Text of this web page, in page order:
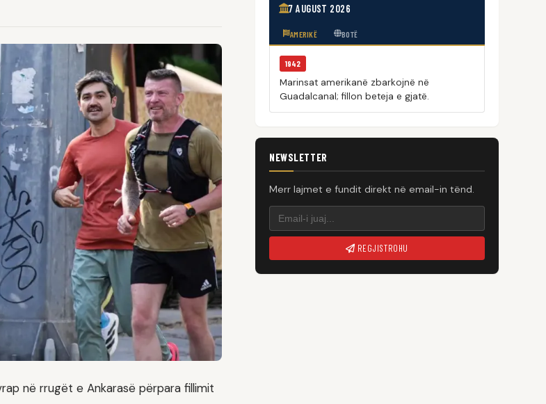
në rrugët e Ankarasë përpara fillimit
7 AUGUST 2026
AMERIKË BOTË
1942
Marinsat amerikanë zbarkojnë në
Guadalcanal; fillon beteja e gjatë.
NEWSLETTER
Merr lajmet e fundit direkt në email-in tënd.
REGJISTROHU